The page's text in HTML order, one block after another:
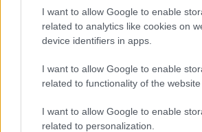
I want to allow Google to enable
related to analytics like cookies on
device identifiers in apps.
I want to allow Google to enable
related to functionality of the website
I want to allow Google to enable
related to personalization.
Az Edge Panel az egyik
jelentősen felgyorsítja a mindennapi
miközben a Pixel telefonokból továbbra
KAPCSOLÓDÓ HÍREK